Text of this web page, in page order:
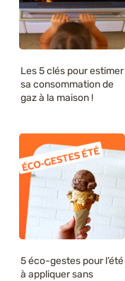
Les 5 clés pour estimer
sa consommation de
gaz à la maison !
5 éco-gestes pour l’été
à appliquer sans